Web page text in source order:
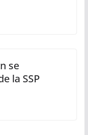
se
la SSP